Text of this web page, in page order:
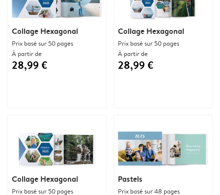
Pastels
Prix basé sur 48 pages
Collage Hexagonal
Prix basé sur 50 pages
À partir de
28,99 €
Collage Hexagonal
Prix basé sur 50 pages
À partir de
28,99 €
Collage Hexagonal
Prix basé sur 50 pages